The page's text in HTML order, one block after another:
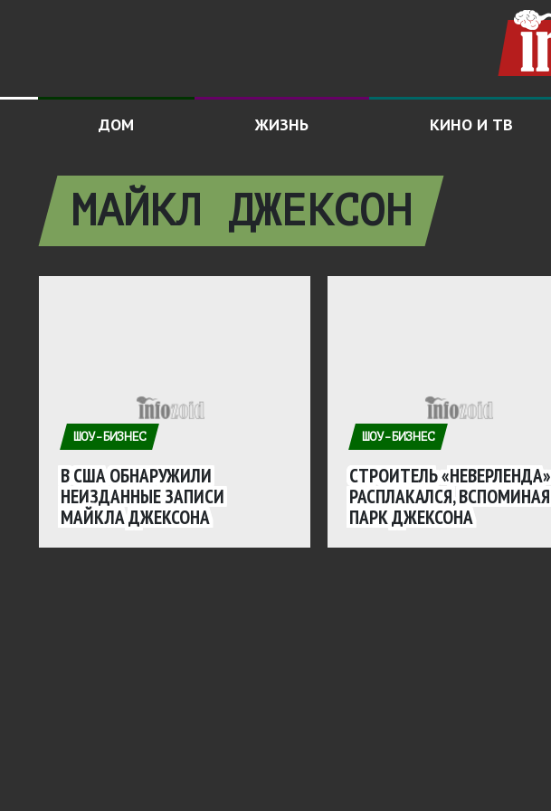
ДОМ ЖИЗНЬ КИНО И ТВ
МАЙКЛ ДЖЕКСОН
ШОУ-БИЗНЕС
В США ОБНАРУЖИЛИ
НЕИЗДАННЫЕ ЗАПИСИ
МАЙКЛА ДЖЕКСОНА
ШОУ-БИЗНЕС
СТРОИТЕЛЬ «НЕВЕРЛЕНДА»
РАСПЛАКАЛСЯ, ВСПОМИНАЯ
ПАРК ДЖЕКСОНА